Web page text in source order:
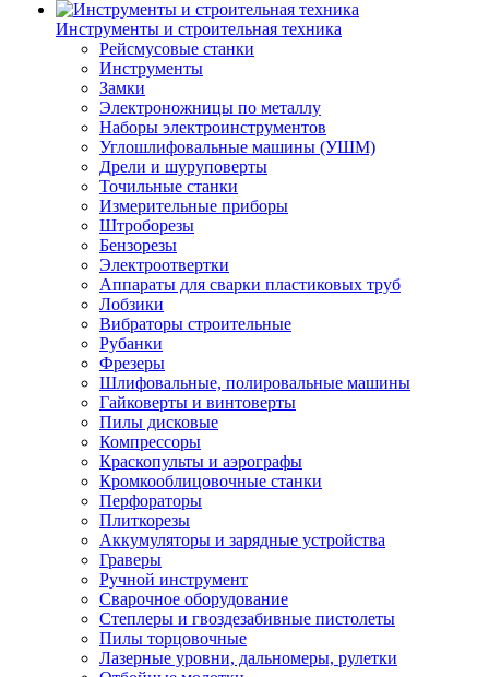
Инструменты и строительная техника
Рейсмусовые станки
Инструменты
Замки
Электроножницы по металлу
Наборы электроинструментов
Углошлифовальные машины (УШМ)
Дрели и шуруповерты
Точильные станки
Измерительные приборы
Штроборезы
Бензорезы
Электроотвертки
Аппараты для сварки пластиковых труб
Лобзики
Вибраторы строительные
Рубанки
Фрезеры
Шлифовальные, полировальные машины
Гайковерты и винтоверты
Пилы дисковые
Компрессоры
Краскопульты и аэрографы
Кромкооблицовочные станки
Перфораторы
Плиткорезы
Аккумуляторы и зарядные устройства
Граверы
Ручной инструмент
Сварочное оборудование
Степлеры и гвоздезабивные пистолеты
Пилы торцовочные
Лазерные уровни, дальномеры, рулетки